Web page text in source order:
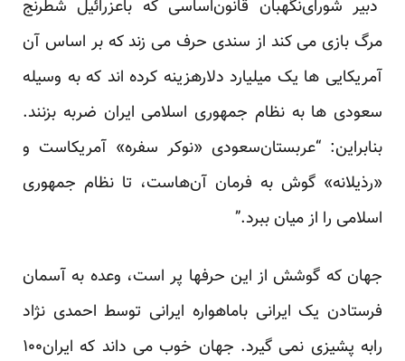
دبیر شورای‌نگهبان قانون‌اساسی که باعزرائیل شطرنج
مرگ بازی می کند از سندی حرف می زند که بر اساس آن
آمریکایی ها یک میلیارد دلارهزینه کرده اند که به وسیله
سعودی ها به نظام جمهوری اسلامی ایران ضربه بزنند.
بنابراین: “عربستان‌سعودی «نوکر سفره» آمریکاست و
«رذیلانه» گوش به فرمان آن‌هاست، تا نظام جمهوری
اسلامی را از میان ببرد.”
جهان که گوشش از این حرفها پر است، وعده به آسمان
فرستادن یک ایرانی باماهواره ایرانی توسط احمدی نژاد
رابه پشیزی نمی گیرد. جهان خوب می داند که ایران۱۰۰